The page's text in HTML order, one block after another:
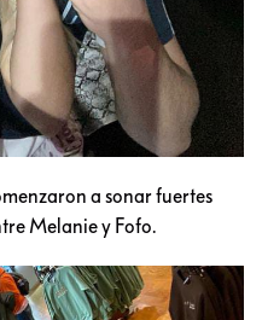
a sonar fuertes
Melanie y Fofo.